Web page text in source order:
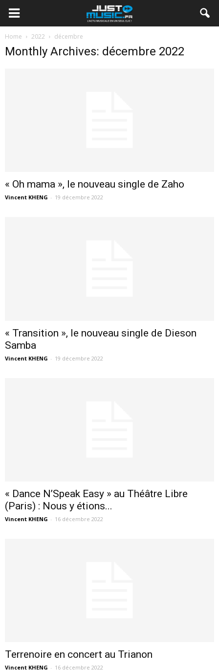
Home 2022 décembre
Monthly Archives: décembre 2022
« Oh mama », le nouveau single de Zaho
Vincent KHENG - 19 décembre 2022
« Transition », le nouveau single de Dieson
Samba
Vincent KHENG - 19 décembre 2022
« Dance N’Speak Easy » au Théâtre Libre
(Paris) : Nous y étions...
Vincent KHENG - 16 décembre 2022
Terrenoire en concert au Trianon
Vincent KHENG - 16 décembre 2022